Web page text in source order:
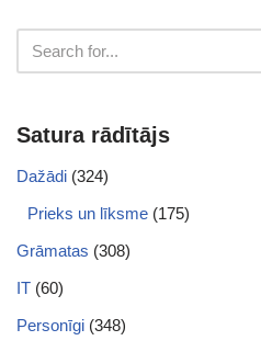
Satura rādītājs
Dažādi (324)
Prieks un līksme (175)
Grāmatas (308)
IT (60)
Personīgi (348)